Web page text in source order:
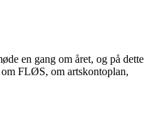
en gang om året, og på dette
FLØS, om artskontoplan,